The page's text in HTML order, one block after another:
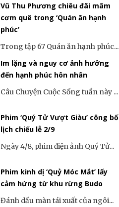
Vũ Thu Phương chiêu đãi mâm
cơm quê trong ‘Quán ăn hạnh
phúc’
Trong tập 67 Quán ăn hạnh phúc...
Im lặng và nguy cơ ảnh hưởng
đến hạnh phúc hôn nhân
Câu Chuyện Cuộc Sống tuần này ...
Phim ‘Quý Tử Vượt Giàu’ công bố
lịch chiếu lễ 2/9
Ngày 4/8, phim điện ảnh Quý Tử...
Phim kinh dị ‘Quỷ Móc Mắt’ lấy
cảm hứng từ khu rừng Budo
Đánh dấu màn tái xuất của ngôi...